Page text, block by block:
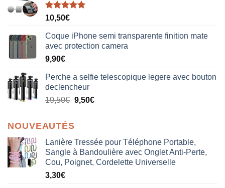
Note5.00
sur 5
10,50€
Coque iPhone semi transparente finition mate
avec protection camera
9,90€
Perche a selfie telescopique legere avec bouton
declencheur
19,50€ 9,50€
NOUVEAUTÉS
Lanière Tressée pour Téléphone Portable,
Sangle à Bandoulière avec Onglet Anti-Perte,
Cou, Poignet, Cordelette Universelle
3,30€